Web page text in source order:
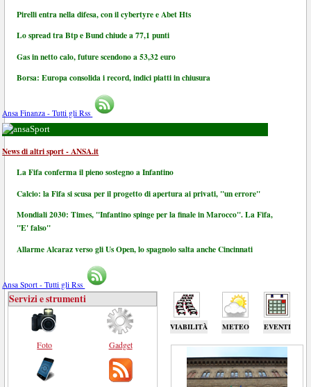
Pirelli entra nella difesa, con il cybertyre e Abet Hts
Lo spread tra Btp e Bund chiude a 77,1 punti
Gas in netto calo, future scendono a 53,32 euro
Borsa: Europa consolida i record, indici piatti in chiusura
Ansa Finanza - Tutti gli Rss
Sport
News di altri sport - ANSA.it
La Fifa conferma il pieno sostegno a Infantino
Calcio: la Fifa si scusa per il progetto di apertura ai privati, "un errore"
Mondiali 2030: Times, "Infantino spinge per la finale in Marocco". La Fifa,
"E' falso"
Allarme Alcaraz verso gli Us Open, lo spagnolo salta anche Cincinnati
Ansa Sport - Tutti gli Rss
VIABILITÀ METEO EVENTI
Servizi e strumenti
Foto Gadget